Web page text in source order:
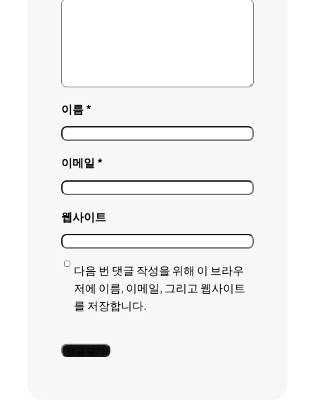
이름*
이메일 *
웹사이트
다음 번 댓글 작성을 위해 이 브라우
저에 이름, 이메일, 그리고 웹사이트
를 저장합니다.